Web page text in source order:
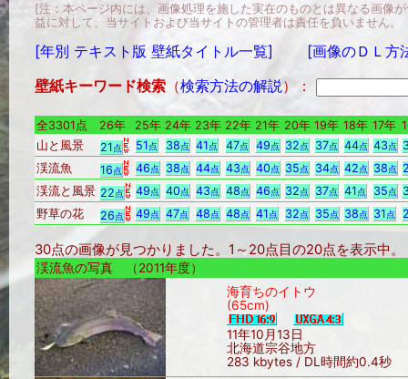
[注：本ページ内には、画像処理を施した実在のものとは異なる画像
益に対して、当サイトおよび当サイトの管理者は責任を負い
[年別 テキスト版 壁紙タイトル一覧]
[画像のＤＬ方
壁紙キーワード検索 （検索方法の解説）：
全3301点 26年 25年 24年 23年 22年 21年 20年 19年 18年 17年
山と風景
21点 51点 38点 41点 47点 49点 32点 37点 44点 43点
渓流魚
16点 46点 38点 44点 43点 40点 35点 34点 42点 38点
渓流と風景 22点 49点 40点 43点 48点 46点 32点 37点 41点 35点
野草の花
26点 49点 47点 48点 48点 41点 32点 35点 38点 31点
30点の画像が見つかりました。1～20点目の20点を表示
渓流魚の写真 （2011年度）
海育ちのイトウ
(65cm)
11年10月13日
北海道宗谷地方
283 kbytes / DL時間約0.4秒